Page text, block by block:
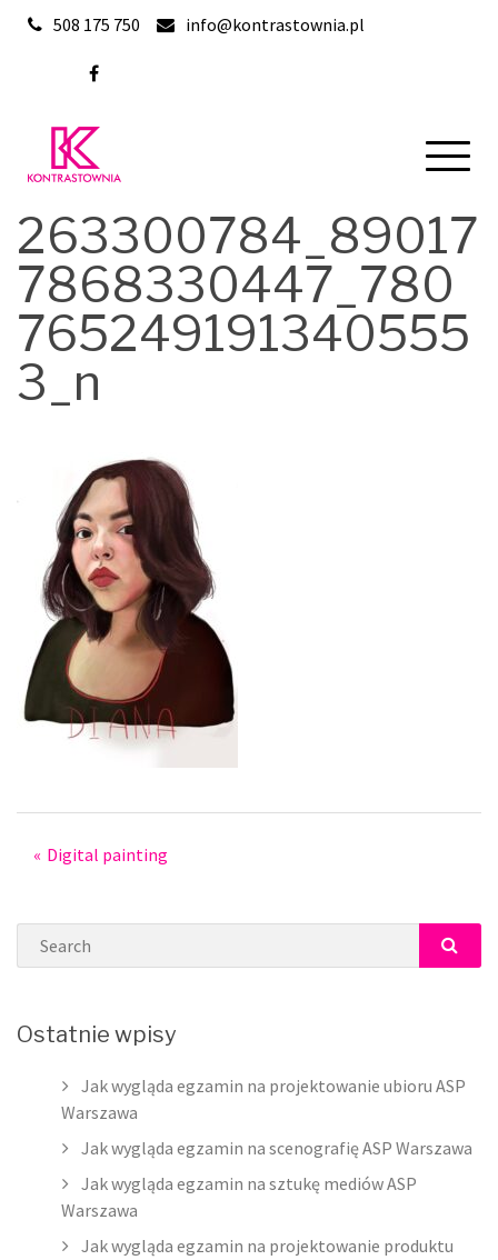
Skip
508 175 750 info@kontrastownia.pl
263300784_89017
7868330447_780
765249191340555
3_n
Post
Digital painting
Search
Ostatnie wpisy
Jak wygląda egzamin na projektowanie ubioru ASP
Warszawa
Jak wygląda egzamin na scenografię ASP Warszawa
Jak wygląda egzamin na sztukę mediów ASP
Warszawa
Jak wygląda egzamin na projektowanie produktu